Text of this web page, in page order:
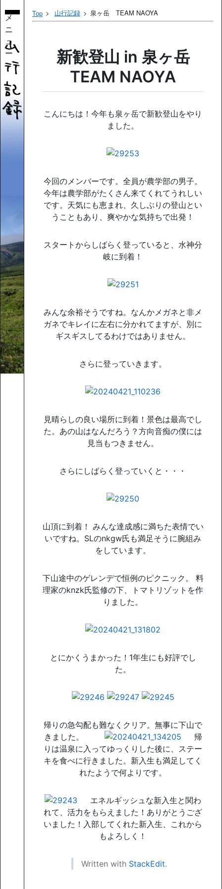
メ
ニ
ュ
ー
Top 山行記録 泉ヶ岳 TEAM NAOYA
新歓登山 in 泉ヶ岳
TEAM NAOYA
こんにちは！今年も泉ヶ岳で新歓登山をやり
ました。
今回のメンバーです。全員が農学部の男子。
今年は農学部がたくさん来てくれてうれしい
です。天気にも恵まれ、久しぶりの登山とい
うこともあり、爽やかな気持ちで出発！
スタートからしばらく登っていると、水神分
岐に到着！
みんな余裕そうですね。なんかメガネと非メ
ガネでキレイに左右に分かれてますが、別に
ギスギスしてるわけではありません。
さらに登っていきます。
見晴らしの良い場所に到着！景色は最高でし
た。あの山はなんだろう？方向音痴の僕には
見当もつきません。
さらにしばらく登っていくと・・・
山頂に到着！ みんな達成感に満ちた表情でい
いですね。SLのnkgw氏も満足そうに腕組み
をしています。
下山途中のゲレンデで恒例のピクニック。 料
理家のknzk氏監修の下、トマトリゾットを作
りました。
とにかくうまかった！1年生にも好評でし
た。
帰りの急勾配も難なくクリア。無事に下山で
きました。
帰
りは温泉に入ってゆっくりした後に、ステー
キを食べに行きました。新入生も満足してく
れたようで何よりです。
エネルギッシュな新入生と関わ
れて、活力をもらえました！ありがとうござ
いました！入部してくれた新入生、これから
もよろしく！
Written with StackEdit.